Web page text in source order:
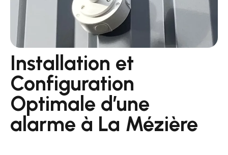
Installation et
Configuration
Optimale d’une
alarme à La Mézière